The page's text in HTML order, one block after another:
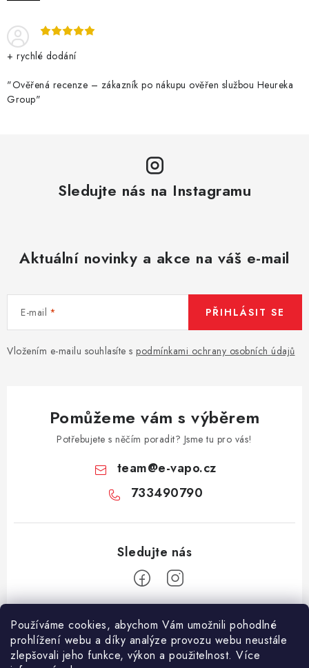
Používáme cookies, abychom Vám umožnili pohodlné
prohlížení webu a díky analýze provozu webu neustále
zlepšovali jeho funkce, výkon a použitelnost. Více
+ rychlé dodání
"Ověřená recenze – zákazník po nákupu ověřen službou Heureka
Group"
Sledujte nás na Instagramu
Aktuální novinky a akce na váš e-mail
E-mail
Vložením e-mailu souhlasíte s podmínkami ochrany osobních údajů
PŘIHLÁSIT SE
Pomůžeme vám s výběrem
Potřebujete s něčím poradit? Jsme tu pro vás!
team@e-vapo.cz
733490790
Z
Facebook